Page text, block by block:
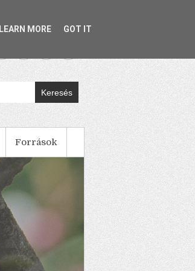
Keresés
Források
LEARN MORE GOT IT